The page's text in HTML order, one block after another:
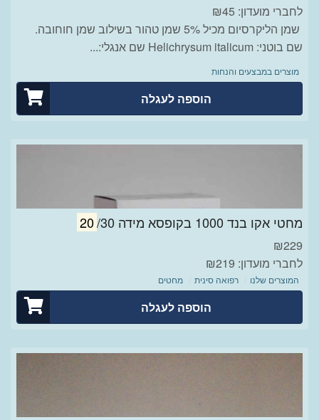
לחברי מועדון: ₪45
שמן הליקרסיום מכיל 5% שמן טהור בשילוב שמן חוחובה.
שם בוטני: Helichrysum italicum שם אנגלי:...
מוצרים במבצעים והנחות
הוספה לעגלה
מחטי אקו בנד 1000 בקופסא מידה 20/30
₪229
לחברי מועדון: ₪219
המוצרים שלנו רפואה סינית מחטים
הוספה לעגלה